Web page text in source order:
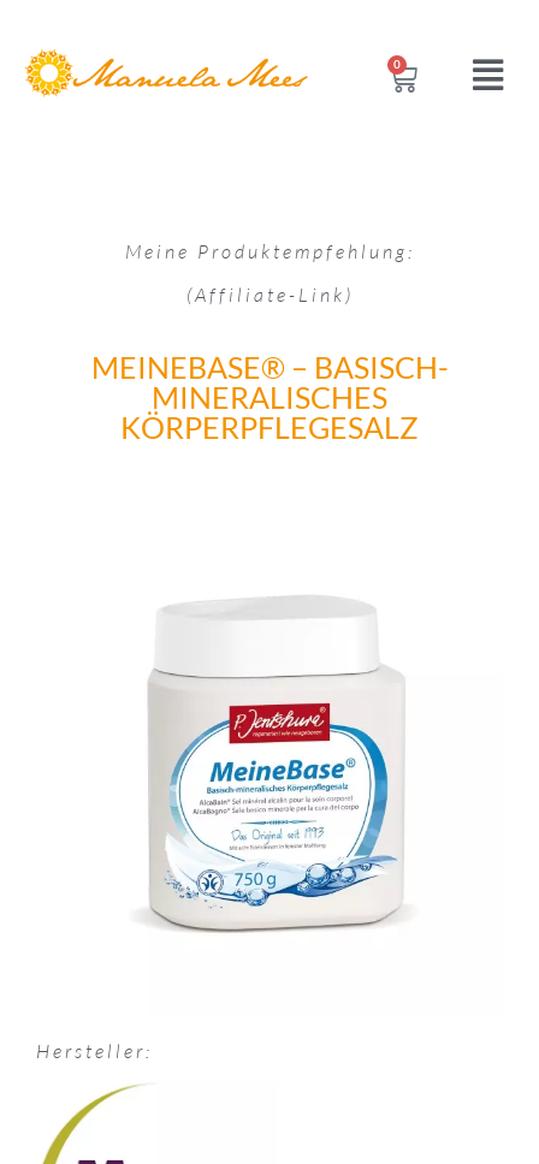
0
Meine Produktempfehlung:
(Affiliate-Link)
MEINEBASE® – BASISCH-
MINERALISCHES
KÖRPERPFLEGESALZ
Hersteller: